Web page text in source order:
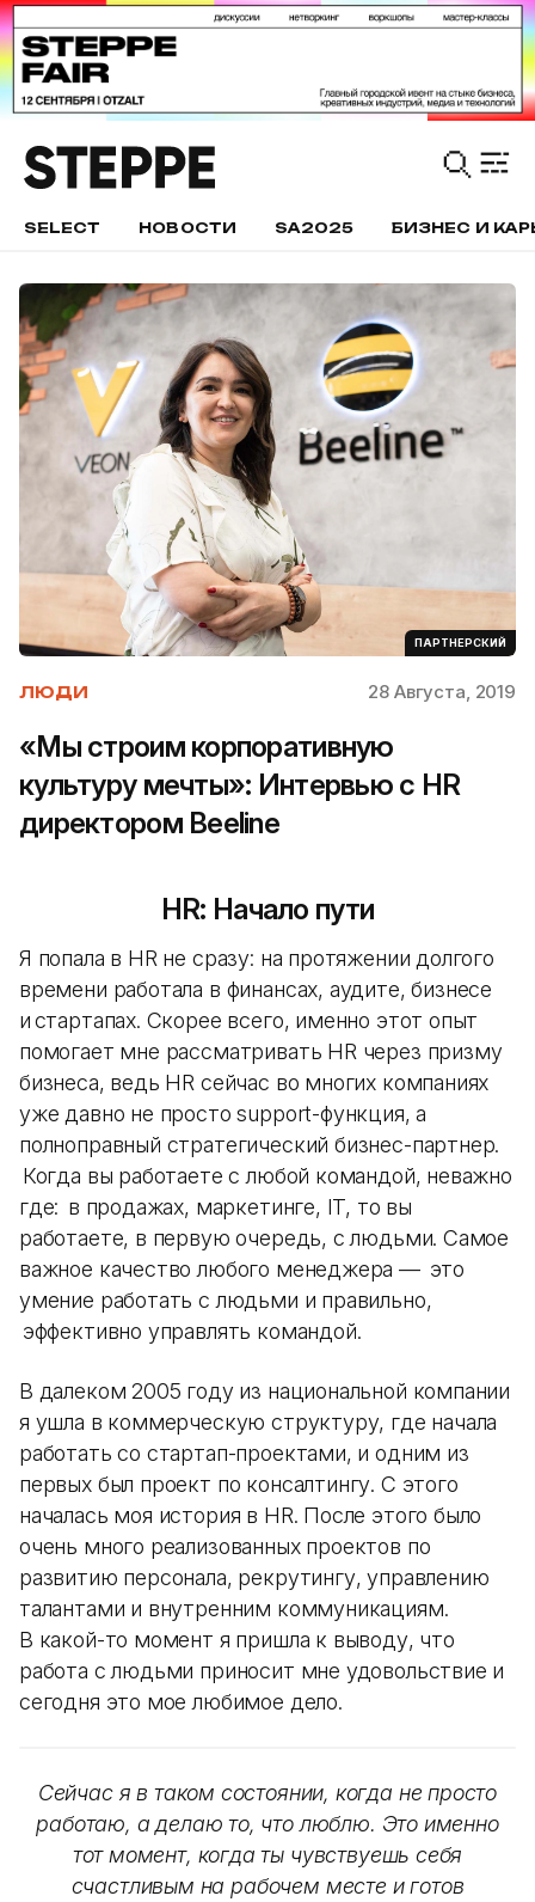
SELECT НОВОСТИ SA2025 БИЗНЕС И
ПАРТНЕРСКИЙ
ЛЮДИ 28 Августа, 2019
«Мы строим корпоративную
культуру мечты»: Интервью с HR
директором Beeline
HR: Начало пути
Я попала в HR не сразу: на протяжении долгого
времени работала в финансах, аудите, бизнесе
и стартапах. Скорее всего, именно этот опыт
помогает мне рассматривать HR через призму
бизнеса, ведь HR сейчас во многих компаниях
уже давно не просто support-функция, а
полноправный стратегический бизнес-партнер.
Когда вы работаете с любой командой, неважно
где: в продажах, маркетинге, IT, то вы
работаете, в первую очередь, с людьми. Самое
важное качество любого менеджера — это
умение работать с людьми и правильно,
эффективно управлять командой.
В далеком 2005 году из национальной компании
я ушла в коммерческую структуру, где начала
работать со стартап-проектами, и одним из
первых был проект по консалтингу. С этого
началась моя история в HR. После этого было
очень много реализованных проектов по
развитию персонала, рекрутингу, управлению
талантами и внутренним коммуникациям.
В какой-то момент я пришла к выводу, что
работа с людьми приносит мне удовольствие и
сегодня это мое любимое дело.
Сейчас я в таком состоянии, когда не просто
работаю, а делаю то, что люблю. Это именно
тот момент, когда ты чувствуешь себя
счастливым на рабочем месте и готов